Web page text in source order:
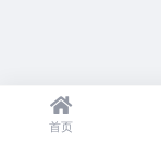
首页